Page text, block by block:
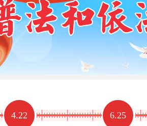
4.22 6.25